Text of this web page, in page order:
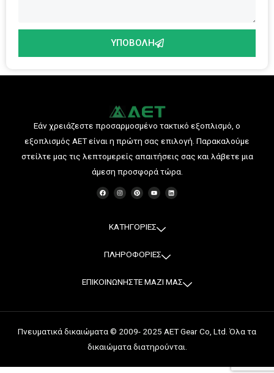
ΥΠΟΒΟΛΉ
Εάν χρειάζεστε προσαρμοσμένο τακτικό εξοπλισμό, ο
εξοπλισμός AET είναι η πρώτη σας επιλογή. Παρακαλούμε
στείλτε μας τις λεπτομερείς απαιτήσεις σας και λάβετε μια
άμεση προσφορά τώρα.
F
a
c
I
n
s
r
a
P
i
n
e
s
Y
o
u
e
L
i
n
ΚΑΤΗΓΟΡΙΕΣ
ΠΛΗΡΟΦΟΡΙΕΣ
ΕΠΙΚΟΙΝΩΝΗΣΤΕ ΜΑΖΙ ΜΑΣ
Πνευματικά δικαιώματα © 2009- 2025 AET Gear Co, Ltd. Όλα τα
δικαιώματα διατηρούνται.